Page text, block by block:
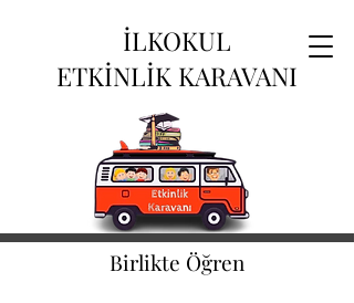
İLKOKUL
ETKİNLİK KARAVANI
Birlikte Öğren